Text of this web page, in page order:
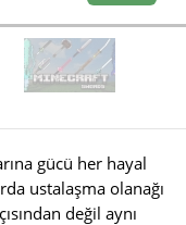
gücü her hayal
ustalaşma olanağı
değil aynı